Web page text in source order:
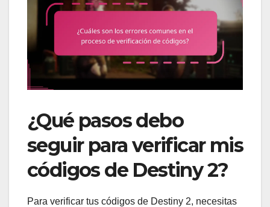
¿Qué pasos debo
seguir para verificar mis
códigos de Destiny 2?
Para verificar tus códigos de Destiny 2, necesitas